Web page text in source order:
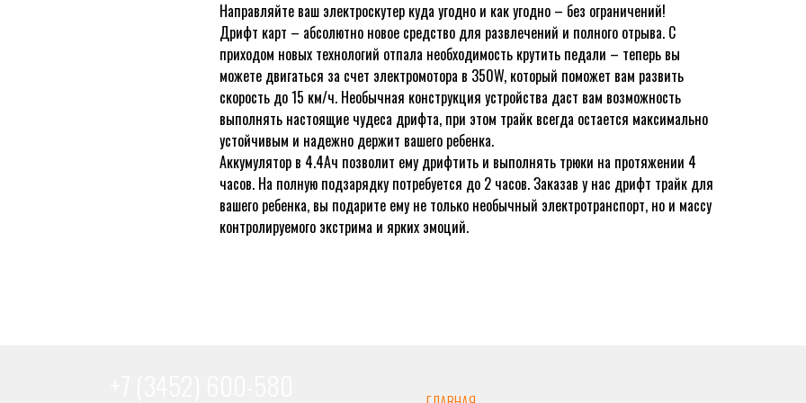
Направляйте ваш электроскутер куда угодно и как угодно – без ограничений!
Дрифт карт – абсолютно новое средство для развлечений и полного отрыва. С
приходом новых технологий отпала необходимость крутить педали – теперь вы
можете двигаться за счет электромотора в 350W, который поможет вам развить
скорость до 15 км/ч. Необычная конструкция устройства даст вам возможность
выполнять настоящие чудеса дрифта, при этом трайк всегда остается максимально
устойчивым и надежно держит вашего ребенка.
Аккумулятор в 4.4Ач позволит ему дрифтить и выполнять трюки на протяжении 4
часов. На полную подзарядку потребуется до 2 часов. Заказав у нас дрифт трайк для
вашего ребенка, вы подарите ему не только необычный электротранспорт, но и массу
контролируемого экстрима и ярких эмоций.